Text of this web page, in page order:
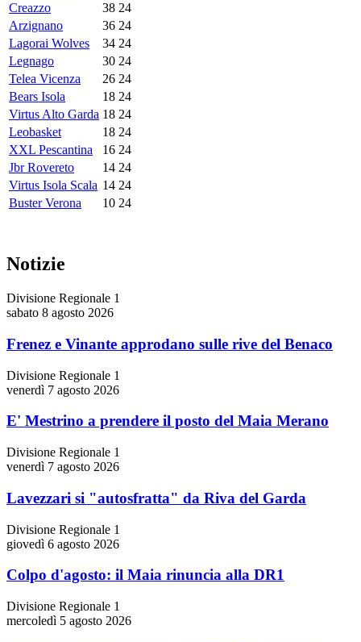
Creazzo
38 24
Arzignano
36 24
Lagorai Wolves
34 24
Legnago
30 24
Telea Vicenza
26 24
Bears Isola
18 24
Virtus Alto Garda 18 24
Leobasket
18 24
XXL Pescantina
16 24
Jbr Rovereto
14 24
Virtus Isola Scala 14 24
Buster Verona
10 24
Notizie
Divisione Regionale 1
sabato 8 agosto 2026
Frenez e Vinante approdano sulle rive del Benaco
Divisione Regionale 1
venerdì 7 agosto 2026
E' Mestrino a prendere il posto del Maia Merano
Divisione Regionale 1
venerdì 7 agosto 2026
Lavezzari si "autosfratta" da Riva del Garda
Divisione Regionale 1
giovedì 6 agosto 2026
Colpo d'agosto: il Maia rinuncia alla DR1
Divisione Regionale 1
mercoledì 5 agosto 2026